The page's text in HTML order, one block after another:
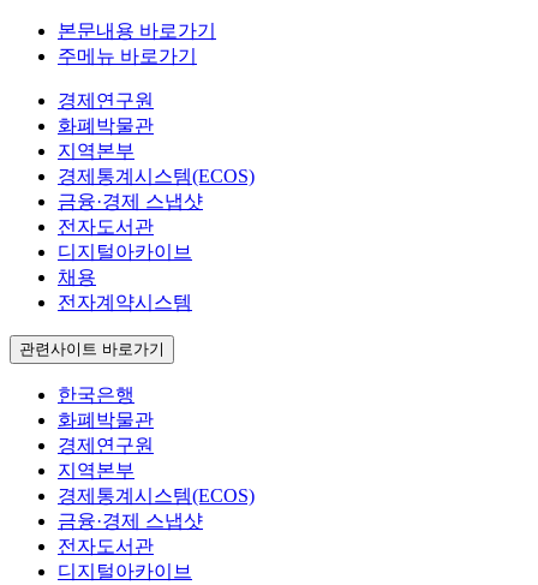
본문내용 바로가기
주메뉴 바로가기
경제연구원
화폐박물관
지역본부
경제통계시스템(ECOS)
금융·경제 스냅샷
전자도서관
디지털아카이브
채용
전자계약시스템
관련사이트 바로가기
한국은행
화폐박물관
경제연구원
지역본부
경제통계시스템(ECOS)
금융·경제 스냅샷
전자도서관
디지털아카이브